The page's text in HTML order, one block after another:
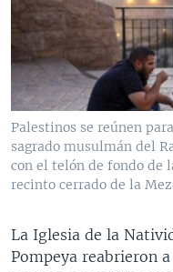
VENEZUELA
BRASIL
NICARAGUA
ECONOMÍA
ENTRETENIMIENTO Y
TECNOLOGÍA
DEPORTES
CIENCIA Y SALUD
MULTIMEDIA
VIDEOS
FOTOGRAFÍA
AUDIOS
PROGRAMAS TV
EL MUNDO AL DÍA
FORO
VISIÓN 360
LAS CLAVES
RADIO
AVANCE INFORMATIVO
AUDIONOTICIAS
BUENOS DÍAS
EL MUNDO AL DÍA
DIRECT
DOCUMENTALES DE LA
SÍGANOS
Palestinos se reúnen
sagrado musulmán del
con el telón de fondo de
recinto cerrado de la
La Iglesia de la
Pompeya reabrieron